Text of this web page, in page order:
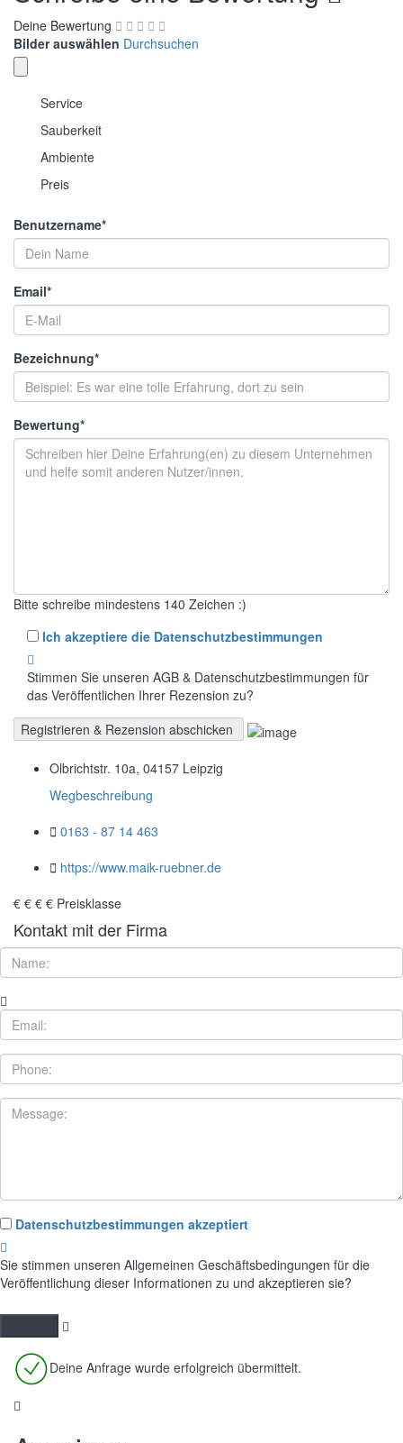
Deine Bewertung
Bilder auswählen Durchsuchen
Service
Sauberkeit
Ambiente
Preis
Benutzername*
Email*
Bezeichnung*
Bewertung*
Bitte schreibe mindestens 140 Zeichen :)
Ich akzeptiere die Datenschutzbestimmungen
Stimmen Sie unseren AGB & Datenschutzbestimmungen für
das Veröffentlichen Ihrer Rezension zu?
Olbrichtstr. 10a, 04157 Leipzig
Wegbeschreibung
0163 - 87 14 463
https://www.maik-ruebner.de
€ € € € Preisklasse
Kontakt mit der Firma
Datenschutzbestimmungen akzeptiert
Sie stimmen unseren Allgemeinen Geschäftsbedingungen für die
Veröffentlichung dieser Informationen zu und akzeptieren sie?
Deine Anfrage wurde erfolgreich übermittelt.